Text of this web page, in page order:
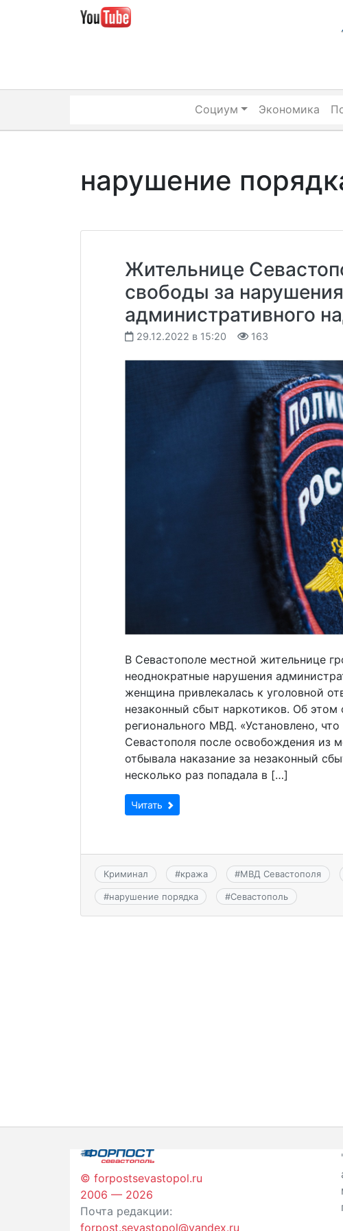
Социум Экономика
нарушение
Жительнице
свободы за нарушения
административного
29.12.2022 в 15:20 163
В Севастополе местной жительнице
неоднократные нарушения
женщина привлекалась к уголовной
незаконный сбыт наркотиков. Об
регионального МВД. «Установлено,
Севастополя после освобождения из
отбывала наказание за незаконный
несколько раз попадала в […]
Читать
Криминал #кража #МВД Севастополя
#нарушение порядка #Севастополь
© forpostsevastopol.ru
2006 — 2026
Почта редакции:
forpost.sevastopol@yandex.ru